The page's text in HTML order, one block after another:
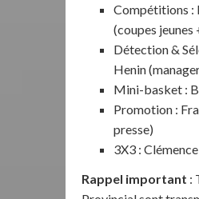
Compétitions :
(coupes jeunes
Détection &
Henin
Mini-basket :
Promotion :
presse)
3X3 :
Rappel important :